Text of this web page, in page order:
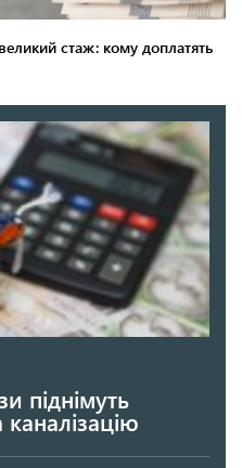
піднімуть